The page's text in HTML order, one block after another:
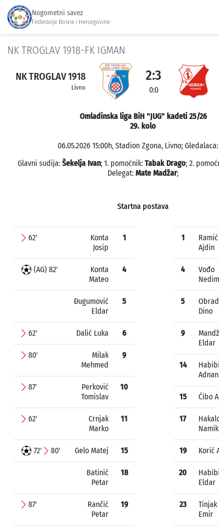
Nogometni savez
Federacije Bosne i Hercegovine
NK TROGLAV 1918-FK IGMAN
NK TROGLAV 1918
Livno
2:3
0:0
Omladinska liga BiH "JUG" kadeti 25/26
29. kolo
06.05.2026 15:00h, Stadion Zgona, Livno; Gledalaca:
Glavni sudija: Šekelja Ivan; 1. pomoćnik: Tabak Drago; 2.
Delegat: Mate Madžar;
Startna postava
62'
Konta
Josip
1
(AG) 82'
Konta
Mateo
4
Đugumović
Eldar
5
62' Dalić Luka 6
80'
Milak
Mehmed
9
87'
Perković
Tomislav
10
62'
Crnjak
Marko
11
72' 80' Gelo Matej 15
Batinić
Petar
18
87'
Rančić
Petar
19
1
Ramić
Ajdin
4
Vođo
Nedim
5
Dino
9
Eldar
14
Adnan
15 Ćibo
17
Namik
19 Korić
20
Eldar
23
Tinjak
Emir